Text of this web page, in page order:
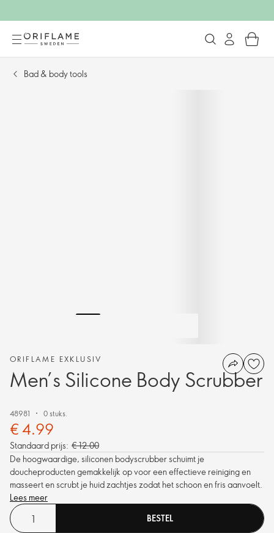
Bad & body tools
ORIFLAME EXKLUSIV
Men’s Silicone Body Scrubber
48981 0 stuks.
€ 4.99
Standaard prijs: € 12.00
De hoogwaardige, siliconen bodyscrubber schuimt je
doucheproducten gemakkelijk op voor een effectieve reiniging en
masseert en scrubt je huid zachtjes zodat het schoon en fris aanvoelt.
Lees meer
BESTEL